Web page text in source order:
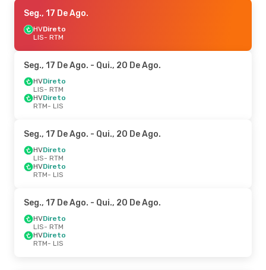
Seg., 17 De Ago.
HVDireto
LIS- RTM
Seg., 17 De Ago. - Qui., 20 De Ago.
HVDireto
LIS- RTM
HVDireto
RTM- LIS
Seg., 17 De Ago. - Qui., 20 De Ago.
HVDireto
LIS- RTM
HVDireto
RTM- LIS
Seg., 17 De Ago. - Qui., 20 De Ago.
HVDireto
LIS- RTM
HVDireto
RTM- LIS